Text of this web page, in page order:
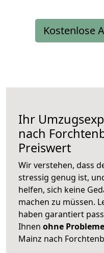
Kostenlose
Ihr
nach
Preiswert
Wir verstehen, dass
stressig genug ist,
helfen, sich keine
machen zu müssen.
haben garantiert
Ihnen ohne Probleme
Mainz nach